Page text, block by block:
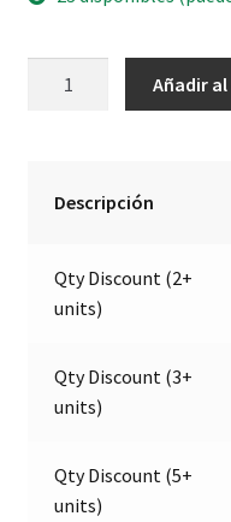
12V
Marco
111
cantidad
Añadir
Descripción
Qty Discount (2+
units)
Qty Discount (3+
units)
Qty Discount (5+
units)